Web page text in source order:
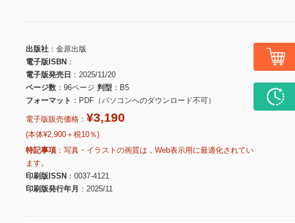
出版社
金原出版
電子版ISBN
電子版発売日
2025/11/20
ページ数
96ページ 判型
B5
フォーマット
PDF（パソコンへのダウンロード不可）
電子版販売価格： ¥3,190
(本体¥2,900＋税10％)
特記事項
写真・イラストの画質は，Web表示用に最適化されてい
ます。
印刷版ISSN
0037-4121
印刷版発行年月
2025/11